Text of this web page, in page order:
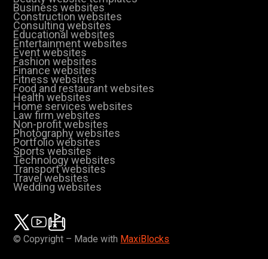
Business websites
Construction websites
Consulting websites
Educational websites
Entertainment websites
Event websites
Fashion websites
Finance websites
Fitness websites
Food and restaurant websites
Health websites
Home services websites
Law firm websites
Non-profit websites
Photography websites
Portfolio websites
Sports websites
Technology websites
Transport websites
Travel websites
Wedding websites
© Copyright – Made with MaxiBlocks